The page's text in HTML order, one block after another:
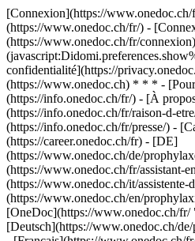
[Connexion](https://
(https://www.onedoc.ch/fr/) -
(https://www.onedoc.ch/fr/
confidentialité](https://
(https://www.onedoc.ch) * * * - [Pour
(https://info.onedoc.ch/fr/) - [À
(https://info.onedoc.ch/fr/raison-d-
(https://info.onedoc.ch/fr/presse/) -
(https://career.onedoc.ch/fr) - [DE]
(https://www.onedoc.ch/de/
(https://www.onedoc.ch/fr/assistant-
(https://www.onedoc.ch/it/
(https://www.onedoc.ch/en/
[OneDoc](https://www.onedoc.ch/
[Deutsch](https://www.onedoc.ch/